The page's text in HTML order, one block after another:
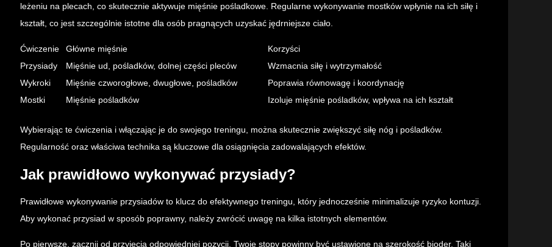
leżeniu na plecach, co skutecznie aktywuje mięśnie pośladkowe. Regularne wykonywanie mostków wpłynie na ich siłę i
kształt, co jest szczególnie istotne dla osób pragnących uzyskać jędrniejsze ciało.
Ćwiczenie Główne mięśnie
Korzyści
Przysiady
Mięśnie ud, pośladków, dolnej części pleców
Wzmacnia siłę i wytrzymałość
Wykroki
Mięśnie czworogłowe, dwugłowe, pośladków
Poprawia równowagę i koordynację
Mostki
Mięśnie pośladków Izoluje mięśnie pośladków, wpływa na ich kształt
Wybierając te ćwiczenia i włączając je do swojego treningu, można skutecznie zwiększyć siłę nóg i pośladków.
Regularność oraz właściwa technika są kluczowe dla osiągnięcia zadowalających efektów.
Jak prawidłowo wykonywać przysiady?
Prawidłowe wykonywanie przysiadów to klucz do efektywnego treningu, który jednocześnie minimalizuje ryzyko kontuzji.
Aby wykonać przysiad w sposób poprawny, należy zwrócić uwagę na kilka istotnych elementów.
Po pierwsze, zacznij od przyjęcia odpowiedniej pozycji. Twoje stopy powinny być ustawione na szerokość bioder. Taki